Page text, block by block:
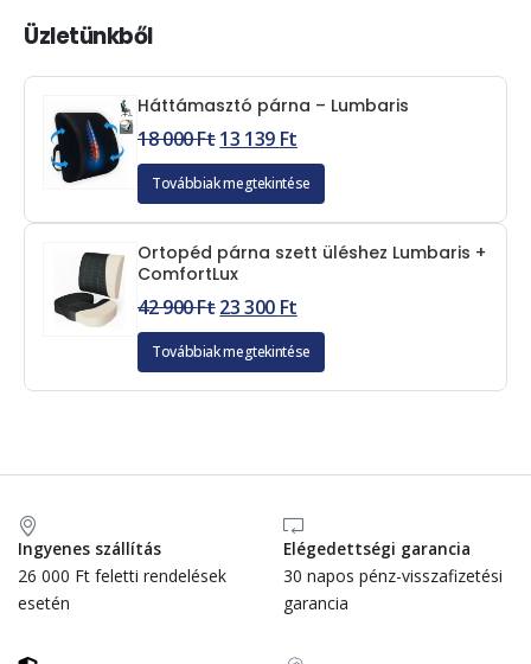
Üzletünkből
Háttámasztó párna – Lumbaris
18 000Ft13 139 Ft
Továbbiak megtekintése
Ortopéd párna szett üléshez Lumbaris +
ComfortLux
42 900Ft23 300 Ft
Továbbiak megtekintése
Ingyenes szállítás
26 000 Ft feletti rendelések
esetén
Elégedettségi garancia
30 napos pénz-visszafizetési
garancia